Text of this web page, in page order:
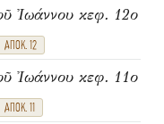
Ἰωάννου κεφ. 12ο
ΑΠΟΚ. 12
Ἰωάννου κεφ. 11ο
ΑΠΟΚ. 11